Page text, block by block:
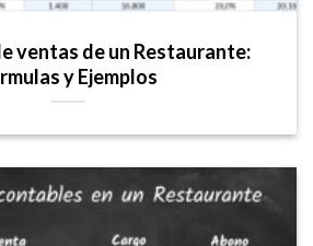
ventas de un Restaurante:
y Ejemplos